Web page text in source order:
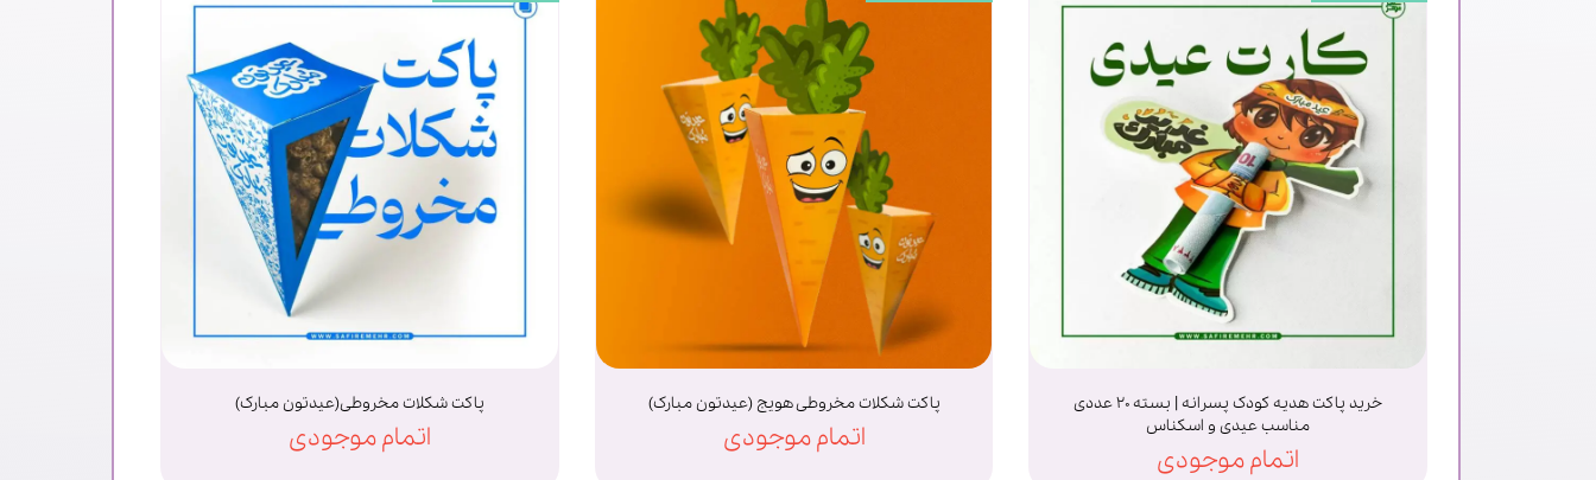
خرید پاکت هدیه کودک پسرانه | بسته ۲۰ عددی
مناسب عیدی و اسکناس
اتمام موجودی
پاکت شکلات مخروطی هویج (عیدتون مبارک)
اتمام موجودی
پاکت شکلات مخروطی(عیدتون مبارک)
اتمام موجودی